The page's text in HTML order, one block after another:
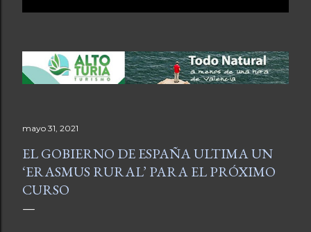
mayo 31, 2021
EL GOBIERNO DE ESPAÑA ULTIMA UN
‘ERASMUS RURAL’ PARA EL PRÓXIMO
CURSO